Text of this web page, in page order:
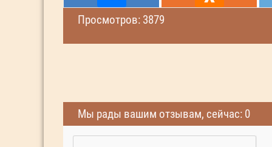
Просмотров: 3879
Мы рады вашим отзывам, сейчас: 0